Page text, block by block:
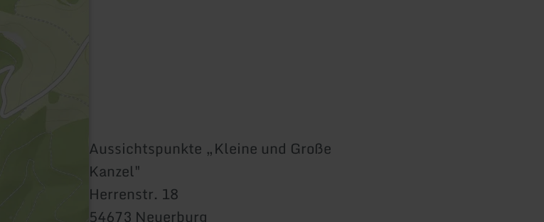
Aussichtspunkte „Kleine und Große
Kanzel"
Herrenstr. 18
54673 Neuerburg